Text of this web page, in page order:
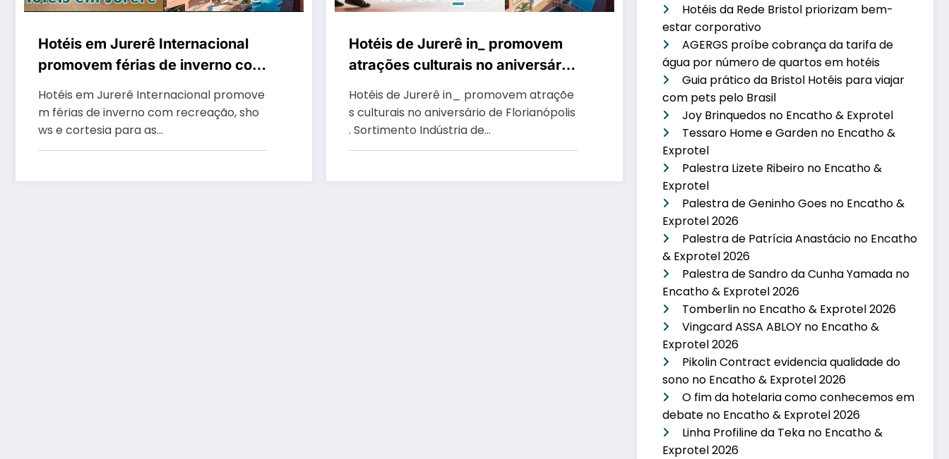
Hotéis em Jurerê Internacional
promovem férias de inverno com
recreação, shows e cortesia
para as crianças
Hotéis em Jurerê Internacional promove
m férias de inverno com recreação, sho
ws e cortesia para as…
Hotéis de Jurerê in_ promovem
atrações culturais no aniversário
de Florianópolis
Hotéis de Jurerê in_ promovem atraçõe
s culturais no aniversário de Florianópolis
. Sortimento Indústria de…
Hotéis da Rede Bristol priorizam bem-
estar corporativo
AGERGS proíbe cobrança da tarifa de
água por número de quartos em hotéis
Guia prático da Bristol Hotéis para viajar
com pets pelo Brasil
Joy Brinquedos no Encatho & Exprotel
Tessaro Home e Garden no Encatho &
Exprotel
Palestra Lizete Ribeiro no Encatho &
Exprotel
Palestra de Geninho Goes no Encatho &
Exprotel 2026
Palestra de Patrícia Anastácio no Encatho
& Exprotel 2026
Palestra de Sandro da Cunha Yamada no
Encatho & Exprotel 2026
Tomberlin no Encatho & Exprotel 2026
Vingcard ASSA ABLOY no Encatho &
Exprotel 2026
Pikolin Contract evidencia qualidade do
sono no Encatho & Exprotel 2026
O fim da hotelaria como conhecemos em
debate no Encatho & Exprotel 2026
Linha Profiline da Teka no Encatho &
Exprotel 2026